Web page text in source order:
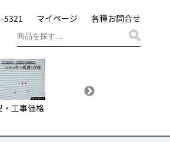
5321 マイページ 各種お問合せ
・工事価格